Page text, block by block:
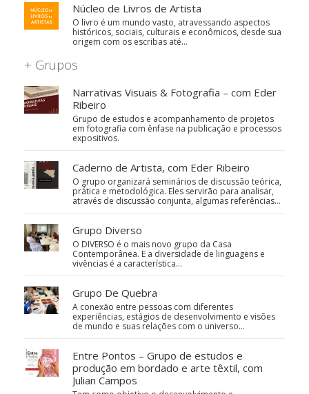
Núcleo de Livros de Artista
O livro é um mundo vasto, atravessando aspectos
históricos, sociais, culturais e econômicos, desde sua
origem com os escribas até…
+ Grupos
Narrativas Visuais & Fotografia – com Eder
Ribeiro
Grupo de estudos e acompanhamento de projetos
em fotografia com ênfase na publicação e processos
expositivos.
Caderno de Artista, com Eder Ribeiro
O grupo organizará seminários de discussão teórica,
prática e metodológica. Eles servirão para analisar,
através de discussão conjunta, algumas referências…
Grupo Diverso
O DIVERSO é o mais novo grupo da Casa
Contemporânea. E a diversidade de linguagens e
vivências é a característica…
Grupo De Quebra
A conexão entre pessoas com diferentes
experiências, estágios de desenvolvimento e visões
de mundo e suas relações com o universo…
Entre Pontos – Grupo de estudos e
produção em bordado e arte têxtil, com
Julian Campos